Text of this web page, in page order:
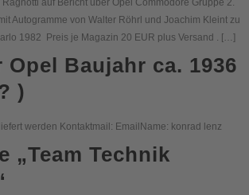
auf Bericht über Opel Commodore Gruppe 2.
Autogramme von Walter Röhrl und Joachim Kleint zu
1982 Preis je Magazin 20 EUR plus Versand . […]
Baujahr ca. 1936
)
werden Kontaktmail: EmailName: konrad lenz
„Team Technik